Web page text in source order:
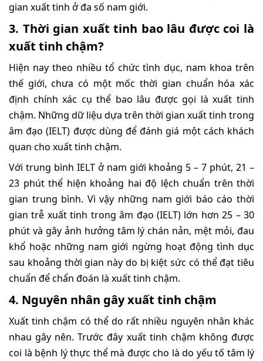
gian xuất tinh ở đa số nam giới.
3. Thời gian xuất tinh bao lâu được coi là
xuất tinh chậm?
Hiện nay theo nhiều tổ chức tình dục, nam khoa trên
thế giới, chưa có một mốc thời gian chuẩn hóa xác
định chính xác cụ thể bao lâu được gọi là xuất tinh
chậm. Những dữ liệu dựa trên thời gian xuất tinh trong
âm đạo (IELT) được dùng để đánh giá một cách khách
quan cho xuất tinh chậm.
Với trung bình IELT ở nam giới khoảng 5 – 7 phút, 21 –
23 phút thể hiện khoảng hai độ lệch chuẩn trên thời
gian trung bình. Vì vậy những nam giới báo cáo thời
gian trễ xuất tinh trong âm đạo (IELT) lớn hơn 25 – 30
phút và gây ảnh hưởng tâm lý chán nản, mệt mỏi, đau
khổ hoặc những nam giới ngừng hoạt động tình dục
sau khoảng thời gian này do bị kiệt sức có thể đạt tiêu
chuẩn để chẩn đoán là xuất tinh chậm.
4. Nguyên nhân gây xuất tinh chậm
Xuất tinh chậm có thể do rất nhiều nguyên nhân khác
nhau gây nên. Trước đây xuất tinh chậm không được
coi là bệnh lý thực thể mà được cho là do yếu tố tâm lý